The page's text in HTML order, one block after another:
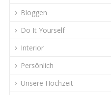
Bloggen
Do It Yourself
Interior
Persönlich
Unsere Hochzeit